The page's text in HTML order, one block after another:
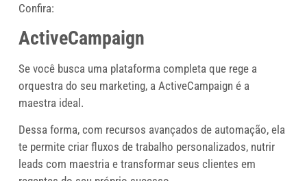
Confira:
ActiveCampaign
Se você busca uma plataforma completa que rege a
orquestra do seu marketing, a ActiveCampaign é a
maestra ideal.
Dessa forma, com recursos avançados de automação, ela
te permite criar fluxos de trabalho personalizados, nutrir
leads com maestria e transformar seus clientes em